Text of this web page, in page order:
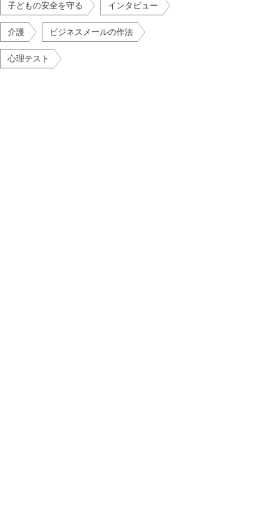
子どもの安全を守る インタビュー
介護 ビジネスメールの作法
心理テスト